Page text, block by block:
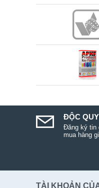
ĐỘC
Đăng ký tin
mua hàng
TÀI KHOẢN